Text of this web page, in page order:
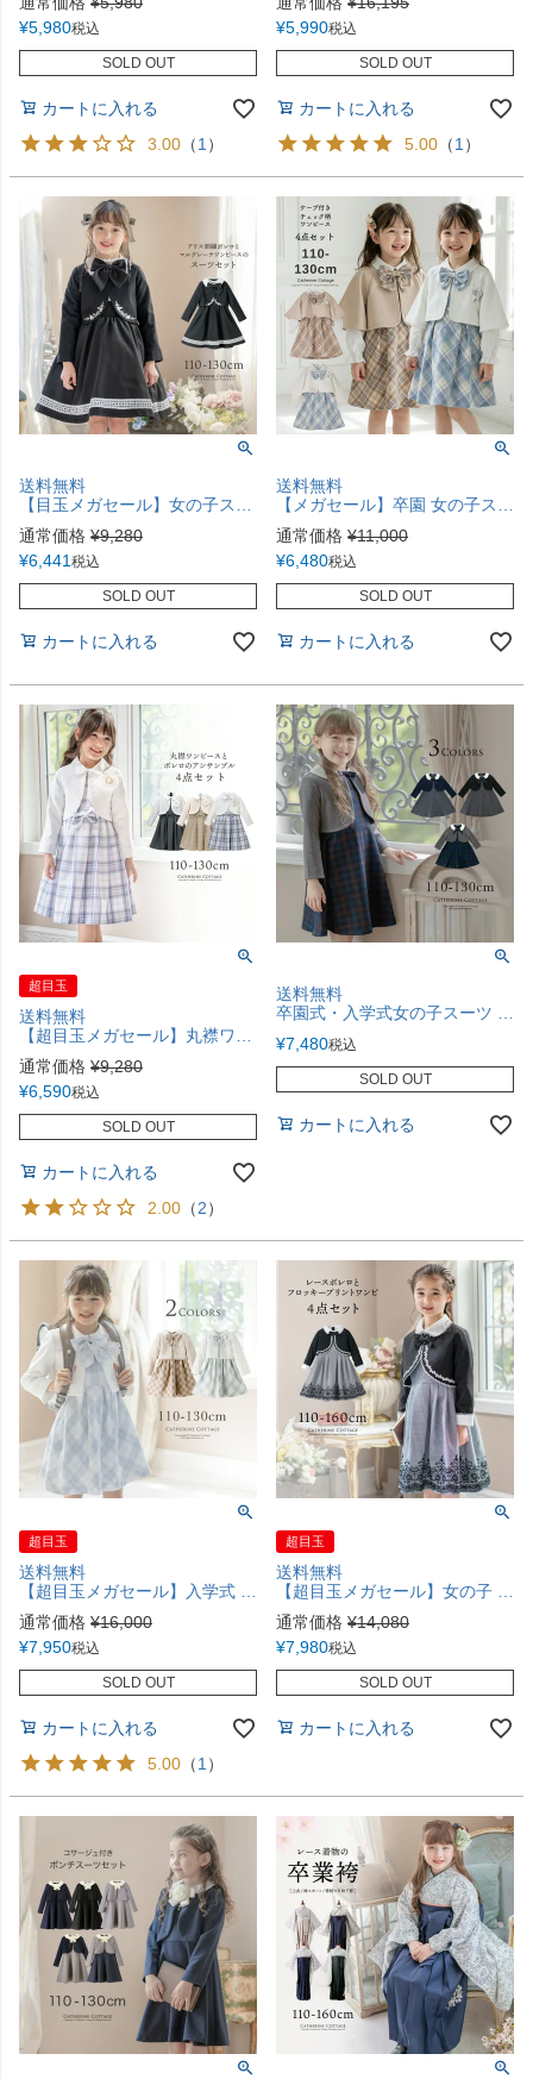
¥5,980税込
SOLD OUT
カートに入れる
3.00 （1 ）
¥5,990税込
SOLD OUT
カートに入れる
5.00 （1 ）
送料無料
【目玉メガセール】女の子スーツ 名品ワンピで作る入学式スーツコーデ マルグレーテ 黒 半袖 きちんとワンピース 白襟刺繍入りボレロ アリス アンサンブル セットアップ アリスコレクション キャサリンコテージ TAK
通常価格 ¥9,280
¥6,441 税込
SOLD OUT
カートに入れる
送料無料
【メガセール】卒園 女の子スーツ 小学校入学式 ケープ付き チェック柄ワンピース セットアップ 4点セット[長袖ワンピース,ケープ,リボン,ワッペン] フォーマル 女子スーツ 小学生 キッズ 白 水色 ベージュ TAK キャサリンコテージ
通常価格 ¥11,000
¥6,480税込
SOLD OUT
カートに入れる
超目玉
送料無料
【超目玉メガセール】丸襟ワンピースとボレロのアンサンブル 入学式 女の子スーツ セットアップ ベージュ 青 グレー チェック柄 フォーマル コサージュ キャサリンコテージ TAK
通常価格 ¥9,280
¥6,590税込
SOLD OUT
カートに入れる
2.00 （2）
送料無料
卒園式・入学式女の子スーツ ポンチチェックワンピース＆白襟ボレロセット[110 120 130 cm ブラック 黒 グレー]子供服 フォーマル キッズ スーツセット TAK
¥7,480税込
SOLD OUT
カートに入れる
超目玉
送料無料
【超目玉メガセール】入学式 女の子スーツ 丸襟チェックワンピース＆ノーカラーボレロ アンサンブル セットアップ 白 ベージュ 水色 フォーマル 女子スーツ TAK キャサリンコテージ
通常価格 ¥16,000
¥7,950税込
SOLD OUT
カートに入れる
5.00 （1 ）
超目玉
送料無料
【超目玉メガセール】女の子 レースボレロとフロッキープリントのワンピーススーツ フォーマル きちんとワンピース 白襟ワンピース ノーカラーボレロ 卒園式 入学式 卒業式 卒服 女児スーツ TAK キャサリンコテージ
通常価格 ¥14,080
¥7,980税込
SOLD OUT
カートに入れる